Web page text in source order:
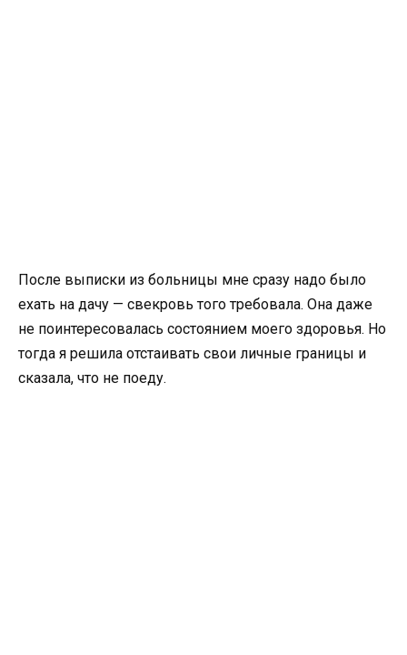
После выписки из больницы мне сразу надо было
ехать на дачу — свекровь того требовала. Она даже
не поинтересовалась состоянием моего здоровья. Но
тогда я решила отстаивать свои личные границы и
сказала, что не поеду.